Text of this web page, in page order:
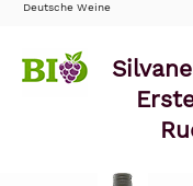
Deutsche Weine